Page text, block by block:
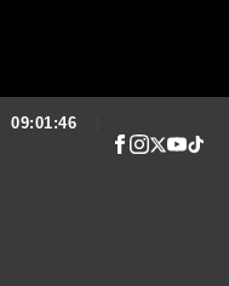
09:01:47